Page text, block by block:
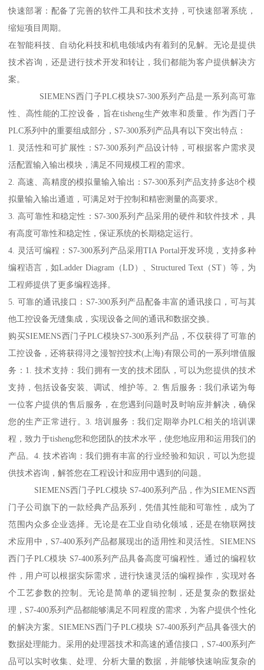
快速部署：配备了完善的软件工具和技术支持，可快速部署系统，
缩短项目周期。
在智能科技、自动化科技和机电领域内有着到的见解。无论是提供
技术咨询，还是进行技术开发和转让，我们都能为客户提供解决方
案。
SIEMENS西门子PLC模块S7-300系列产品是一系列高可靠
性、高性能的工控设备，旨在tisheng生产效率和质量。作为西门子
PLC系列中的重要组成部分，S7-300系列产品具有以下突出特点：
1. 灵活性和可扩展性：S7-300系列产品设计特，可根据客户需求灵
活配置输入输出模块，满足不同规模工程的需求。
2. 高速、高精度的模拟量输入输出：S7-300系列产品支持多达8个模
拟量输入输出通道，可满足对于控制和精密测量的高要求。
3. 高可靠性和稳定性：S7-300系列产品采用的硬件和软件技术，具
有高度可靠性和稳定性，保证系统的长期稳定运行。
4. 灵活可编程：S7-300系列产品采用TIA Portal开发环境，支持多种
编程语言，如Ladder Diagram（LD）、Structured Text（ST）等，为
工程师提供了更多编程选择。
5. 可靠的通讯接口：S7-300系列产品配备丰富的通讯接口，可与其
他工控设备无缝集成，实现设备之间的通讯和数据交换。
购买SIEMENS西门子PLC模块S7-300系列产品，不仅获得了可靠的
工控设备，还将获得浔之漫智控技术(上海)有限公司的一系列增值服
务：1. 技术支持：我们拥有一支的技术团队，可以为您提供的技术
支持，包括设备安装、调试、维护等。2. 售后服务：我们承诺为每
一位客户提供的售后服务，在您遇到问题时及时响应并解决，确保
您的生产正常进行。3. 培训服务：我们定期举办PLC相关的培训课
程，致力于tisheng您和您团队的技术水平，使您地应用和运用我们的
产品。4. 技术咨询：我们拥有丰富的行业经验和知识，可以为您提
供技术咨询，解答您在工程设计和应用中遇到的问题。
SIEMENS西门子PLC模块 S7-400系列产品，作为SIEMENS西
门子公司旗下的一款经典产品系列，凭借其性能和可靠性，成为了
范围内众多企业选择。无论是在工业自动化领域，还是在物联网技
术应用中，S7-400系列产品都展现出的适用性和灵活性。SIEMENS
西门子PLC模块 S7-400系列产品具备高度可编程性。通过的编程软
件，用户可以根据实际需求，进行快速灵活的编程操作，实现对各
个工艺参数的控制。无论是简单的逻辑控制，还是复杂的数据处
理，S7-400系列产品都能够满足不同程度的需求，为客户提供个性化
的解决方案。SIEMENS西门子PLC模块 S7-400系列产品具备强大的
数据处理能力。采用的处理器技术和高速的通信接口，S7-400系列产
品可以实时收集、处理、分析大量的数据，并能够快速响应复杂的